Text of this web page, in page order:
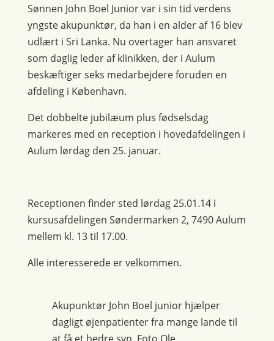
Sønnen John Boel Junior var i sin tid verdens
yngste akupunktør, da han i en alder af 16 blev
udlært i Sri Lanka. Nu overtager han ansvaret
som daglig leder af klinikken, der i Aulum
beskæftiger seks medarbejdere foruden en
afdeling i København.
Det dobbelte jubilæum plus fødselsdag
markeres med en reception i hovedafdelingen i
Aulum lørdag den 25. januar.
Receptionen finder sted lørdag 25.01.14 i
kursusafdelingen Søndermarken 2, 7490 Aulum
mellem kl. 13 til 17.00.
Alle interesserede er velkommen.
Akupunktør John Boel junior hjælper
dagligt øjenpatienter fra mange lande til